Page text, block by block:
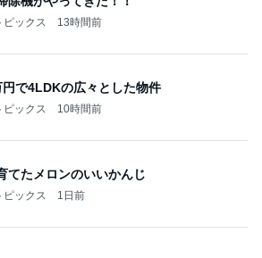
ックス 13時間前
で4LDKの広々とした物件
ックス 10時間前
てたメロンのいいかんじ
ックス 1日前